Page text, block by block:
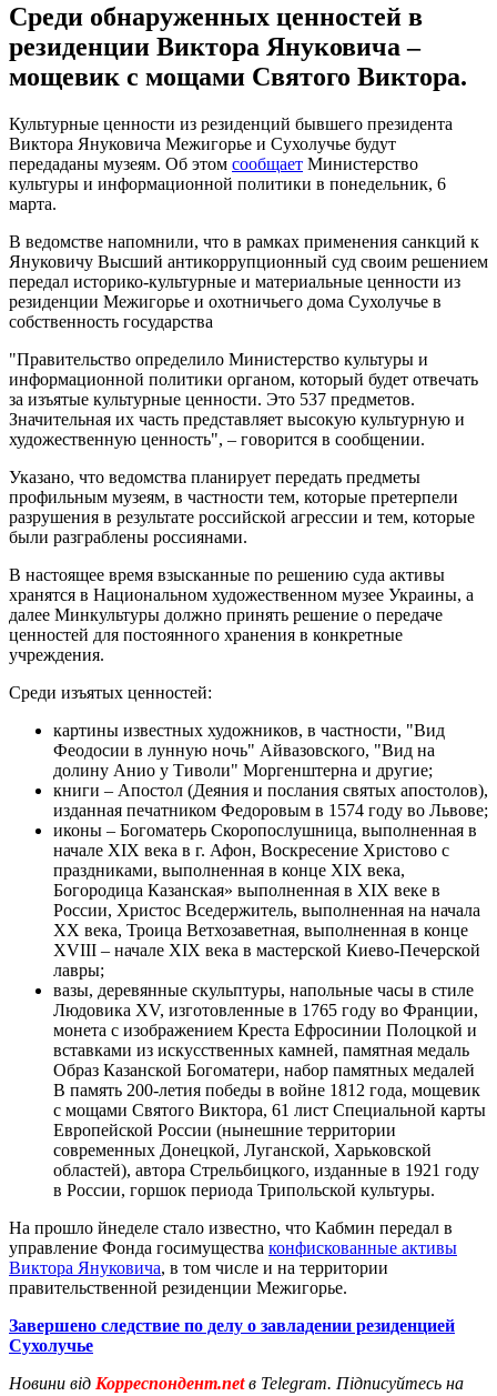
Среди обнаруженных ценностей в
резиденции Виктора Януковича –
мощевик с мощами Святого Виктора.
Культурные ценности из резиденций бывшего президента
Виктора Януковича Межигорье и Сухолучье будут
передаданы музеям. Об этом сообщает Министерство
культуры и информационной политики в понедельник, 6
марта.
В ведомстве напомнили, что в рамках применения санкций к
Януковичу Высший антикоррупционный суд своим решением
передал историко-культурные и материальные ценности из
резиденции Межигорье и охотничьего дома Сухолучье в
собственность государства
"Правительство определило Министерство культуры и
информационной политики органом, который будет отвечать
за изъятые культурные ценности. Это 537 предметов.
Значительная их часть представляет высокую культурную и
художественную ценность", – говорится в сообщении.
Указано, что ведомства планирует передать предметы
профильным музеям, в частности тем, которые претерпели
разрушения в результате российской агрессии и тем, которые
были разграблены россиянами.
В настоящее время взысканные по решению суда активы
хранятся в Национальном художественном музее Украины, а
далее Минкультуры должно принять решение о передаче
ценностей для постоянного хранения в конкретные
учреждения.
Среди изъятых ценностей:
картины известных художников, в частности, "Вид
Феодосии в лунную ночь" Айвазовского, "Вид на
долину Анио у Тиволи" Моргенштерна и другие;
книги – Апостол (Деяния и послания святых апостолов),
изданная печатником Федоровым в 1574 году во Львове;
иконы – Богоматерь Скоропослушница, выполненная в
начале XIX века в г. Афон, Воскресение Христово с
праздниками, выполненная в конце XIX века,
Богородица Казанская» выполненная в XIХ веке в
России, Христос Вседержитель, выполненная на начала
ХХ века, Троица Ветхозаветная, выполненная в конце
XVIII – начале XIX века в мастерской Киево-Печерской
лавры;
вазы, деревянные скульптуры, напольные часы в стиле
Людовика ХV, изготовленные в 1765 году во Франции,
монета с изображением Креста Ефросинии Полоцкой и
вставками из искусственных камней, памятная медаль
Образ Казанской Богоматери, набор памятных медалей
В память 200-летия победы в войне 1812 года, мощевик
с мощами Святого Виктора, 61 лист Специальной карты
Европейской России (нынешние территории
современных Донецкой, Луганской, Харьковской
областей), автора Стрельбицкого, изданные в 1921 году
в России, горшок периода Трипольской культуры.
На прошло йнеделе стало известно, что Кабмин передал в
управление Фонда госимущества конфискованные активы
Виктора Януковича, в том числе и на территории
правительственной резиденции Межигорье.
Завершено следствие по делу о завладении резиденцией
Сухолучье
Новини від Корреспондент.netв Telegram. Підписуйтесь на